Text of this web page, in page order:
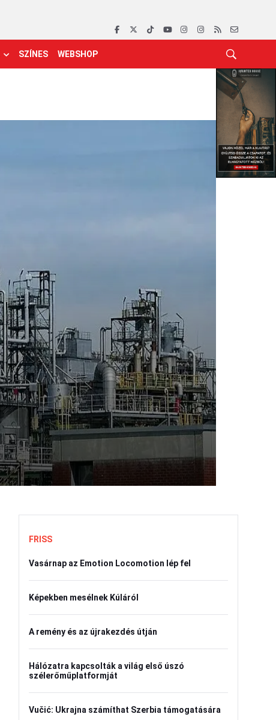
SZÍNES WEBSHOP
FRISS
Vasárnap az Emotion Locomotion lép fel
Képekben mesélnek Kúláról
A remény és az újrakezdés útján
Hálózatra kapcsolták a világ első úszó
szélerőműplatformját
Vučić: Ukrajna számíthat Szerbia támogatására